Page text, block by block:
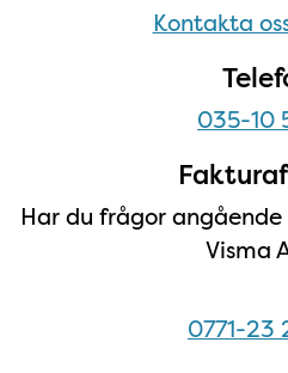
Kontakta
035-10
Har du frågor
Visma
0771-23